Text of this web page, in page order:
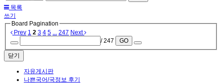
목록
쓰기
Board Pagination
Prev 1 2 3 4 5 ... 247 Next
/ 247
GO
닫기
자유게시판
나쁜국어/국정보 후기